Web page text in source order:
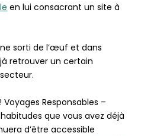
en lui consacrant un site à
sorti de l’œuf et dans
retrouver un certain
Responsables –
que vous avez déjà
d’être accessible